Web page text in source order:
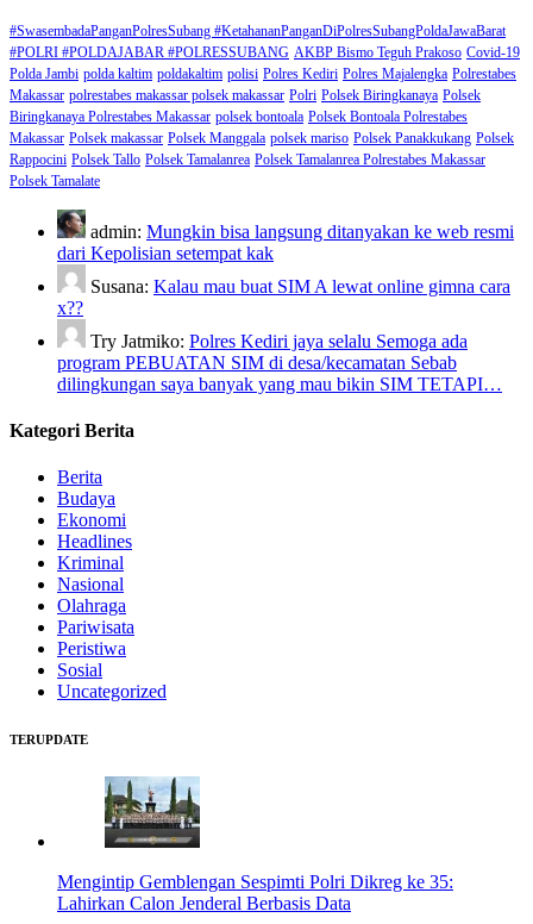
#SwasembadaPanganPolresSubang #KetahananPanganDiPolresSubangPoldaJawaBarat
#POLRI #POLDAJABAR #POLRESSUBANG AKBP Bismo Teguh Prakoso Covid-19
Polda Jambi polda kaltim poldakaltim polisi Polres Kediri Polres Majalengka Polrestabes
Makassar polrestabes makassar polsek makassar Polri Polsek Biringkanaya Polsek
Biringkanaya Polrestabes Makassar polsek bontoala Polsek Bontoala Polrestabes
Makassar Polsek makassar Polsek Manggala polsek mariso Polsek Panakkukang Polsek
Rappocini Polsek Tallo Polsek Tamalanrea Polsek Tamalanrea Polrestabes Makassar
Polsek Tamalate
admin: Mungkin bisa langsung ditanyakan ke web resmi
dari Kepolisian setempat kak
Susana: Kalau mau buat SIM A lewat online gimna cara
x??
Try Jatmiko: Polres Kediri jaya selalu Semoga ada
program PEBUATAN SIM di desa/kecamatan Sebab
dilingkungan saya banyak yang mau bikin SIM TETAPI…
Kategori Berita
Berita
Budaya
Ekonomi
Headlines
Kriminal
Nasional
Olahraga
Pariwisata
Peristiwa
Sosial
Uncategorized
TERUPDATE
Mengintip Gemblengan Sespimti Polri Dikreg ke 35:
Lahirkan Calon Jenderal Berbasis Data